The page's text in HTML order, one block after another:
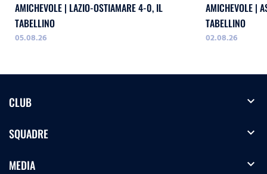
AMICHEVOLE | LAZIO-OSTIAMARE 4-0, IL
TABELLINO
05.08.26
AMICHEVOLE |
TABELLINO
02.08.26
CLUB expand_more
SQUADRE expand_more
MEDIA expand_more